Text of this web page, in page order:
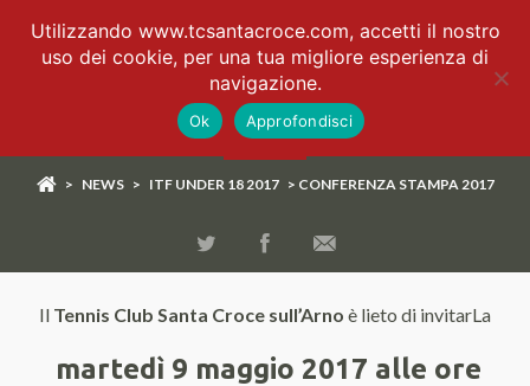
> NEWS > ITF UNDER 18 2017 > CONFERENZA STAMPA 2017
Il Tennis Club Santa Croce sull’Arno è lieto di invitarLa
martedì 9 maggio 2017 alle ore
Utilizzando www.tcsantacroce.com, accetti il nostro
uso dei cookie, per una tua migliore esperienza di
navigazione.
Ok Approfondisci